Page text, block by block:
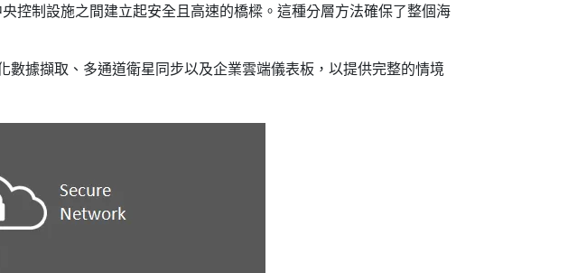
控制設施之間建立起安全且高速的橋樑。這種分層方法確保了整個海
數據擷取、多通道衛星同步以及企業雲端儀表板，以提供完整的情境